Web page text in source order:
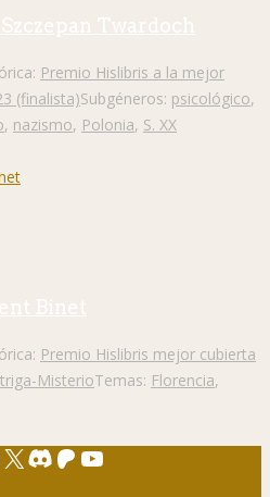
Twardoch
Premio Hislibris a la mejor
(finalista)Subgéneros: psicológico,
, nazismo, Polonia, S. XX
Binet
Premio Hislibris mejor cubierta
MisterioTemas: Florencia,
X Discord
Patreon
YouTube